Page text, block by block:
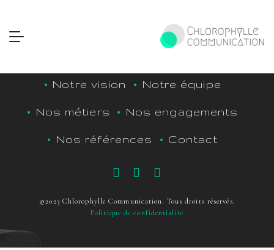
Notre vision Notre équipe
Nos métiers Nos engagements
Nos références Contact
©2023 Chlorophylle Communication. Tous droits réservés.
Politique de confidentialité